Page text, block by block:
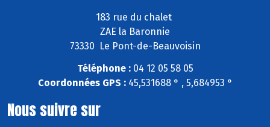
183 rue du chalet
ZAE la Baronnie
73330 Le Pont-de-Beauvoisin
Téléphone :04 12 05 58 05
Coordonnées GPS :45,531688 ° , 5,684953 °
Nous suivre sur